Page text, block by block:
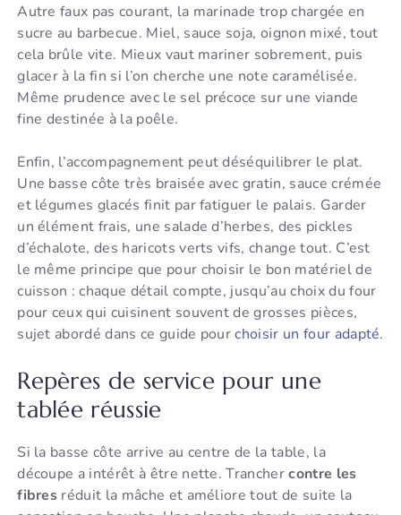
Autre faux pas courant, la marinade trop chargée en
sucre au barbecue. Miel, sauce soja, oignon mixé, tout
cela brûle vite. Mieux vaut mariner sobrement, puis
glacer à la fin si l’on cherche une note caramélisée.
Même prudence avec le sel précoce sur une viande
fine destinée à la poêle.
Enfin, l’accompagnement peut déséquilibrer le plat.
Une basse côte très braisée avec gratin, sauce crémée
et légumes glacés finit par fatiguer le palais. Garder
un élément frais, une salade d’herbes, des pickles
d’échalote, des haricots verts vifs, change tout. C’est
le même principe que pour choisir le bon matériel de
cuisson : chaque détail compte, jusqu’au choix du four
pour ceux qui cuisinent souvent de grosses pièces,
sujet abordé dans ce guide pourchoisir un four adapté.
Repères de service pour une
tablée réussie
Si la basse côte arrive au centre de la table, la
découpe a intérêt à être nette. Tranchercontre les
fibres réduit la mâche et améliore tout de suite la